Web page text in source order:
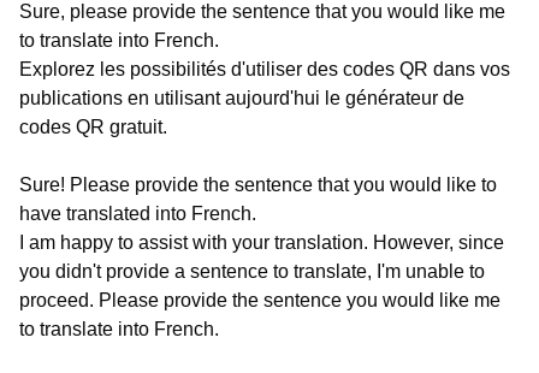
Sure, please provide the sentence that you would like me
to translate into French.
Explorez les possibilités d'utiliser des codes QR dans vos
publications en utilisant aujourd'hui le générateur de
codes QR gratuit.
Sure! Please provide the sentence that you would like to
have translated into French.
I am happy to assist with your translation. However, since
you didn't provide a sentence to translate, I'm unable to
proceed. Please provide the sentence you would like me
to translate into French.